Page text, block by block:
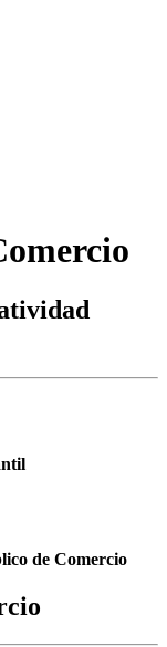
de Comercio